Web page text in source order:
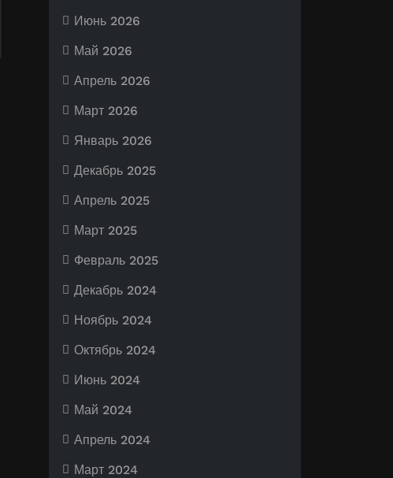
Июнь 2026
Май 2026
Апрель 2026
Март 2026
Январь 2026
Декабрь 2025
Апрель 2025
Март 2025
Февраль 2025
Декабрь 2024
Ноябрь 2024
Октябрь 2024
Июнь 2024
Май 2024
Апрель 2024
Март 2024